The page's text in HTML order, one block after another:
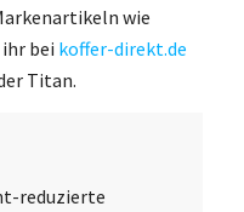
wie
bei koffer-direkt.de
Titan.
reduzierte